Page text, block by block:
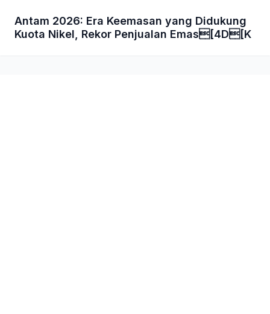
Antam 2026: Era Keemasan yang Didukung
Kuota Nikel, Rekor Penjualan Emas[4D[K